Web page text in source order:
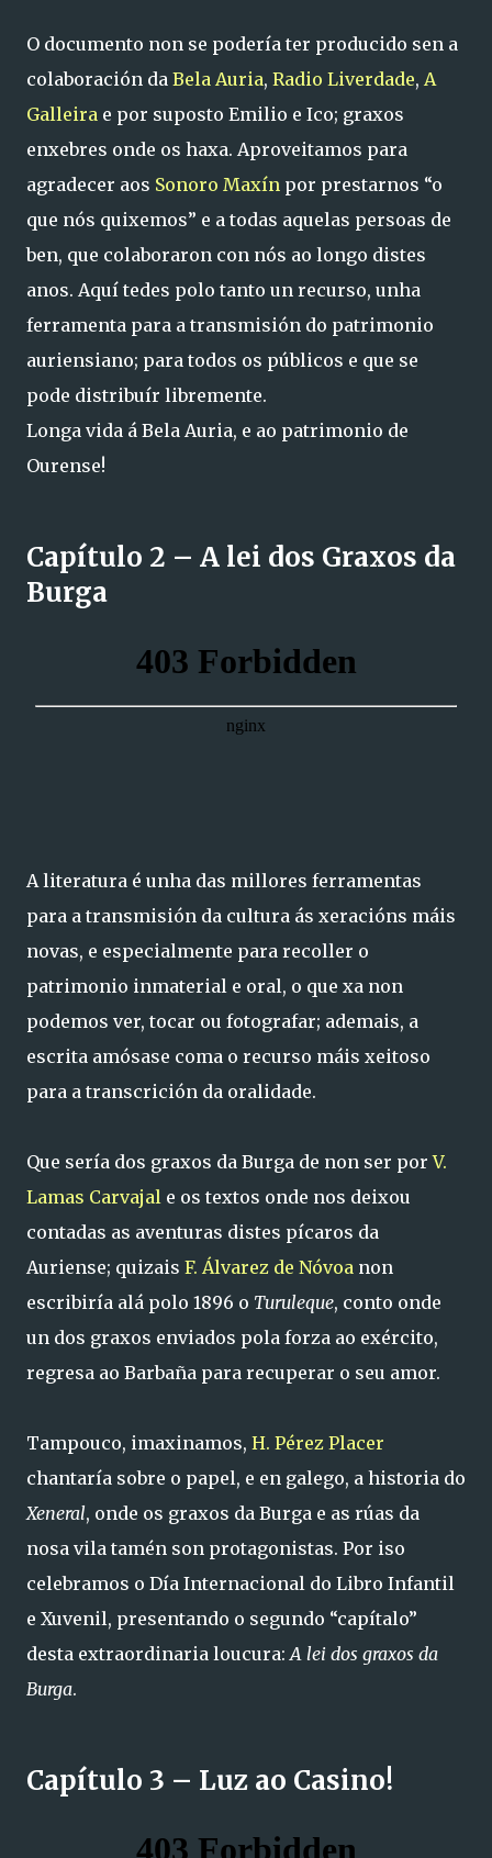
O documento non se podería ter producido sen a
colaboración da Bela Auria, Radio Liverdade, A
Galleira e por suposto Emilio e Ico; graxos
enxebres onde os haxa. Aproveitamos para
agradecer aos Sonoro Maxín por prestarnos “o
que nós quixemos” e a todas aquelas persoas de
ben, que colaboraron con nós ao longo distes
anos. Aquí tedes polo tanto un recurso, unha
ferramenta para a transmisión do patrimonio
auriensiano; para todos os públicos e que se
pode distribuír libremente.
Longa vida á Bela Auria, e ao patrimonio de
Ourense!
Capítulo 2 – A lei dos Graxos da
Burga
A literatura é unha das millores ferramentas
para a transmisión da cultura ás xeracións máis
novas, e especialmente para recoller o
patrimonio inmaterial e oral, o que xa non
podemos ver, tocar ou fotografar; ademais, a
escrita amósase coma o recurso máis xeitoso
para a transcrición da oralidade.
Que sería dos graxos da Burga de non ser porV.
Lamas Carvajal e os textos onde nos deixou
contadas as aventuras distes pícaros da
Auriense; quizais F. Álvarez de Nóvoa non
escribiría alá polo 1896 o Turuleque, conto onde
un dos graxos enviados pola forza ao exército,
regresa ao Barbaña para recuperar o seu amor.
Tampouco, imaxinamos, H. Pérez Placer
chantaría sobre o papel, e en galego, a historia do
Xeneral, onde os graxos da Burga e as rúas da
nosa vila tamén son protagonistas. Por iso
celebramos o Día Internacional do Libro Infantil
e Xuvenil, presentando o segundo “capítalo”
desta extraordinaria loucura:A lei dos graxos da
Burga.
Capítulo 3 – Luz ao Casino!